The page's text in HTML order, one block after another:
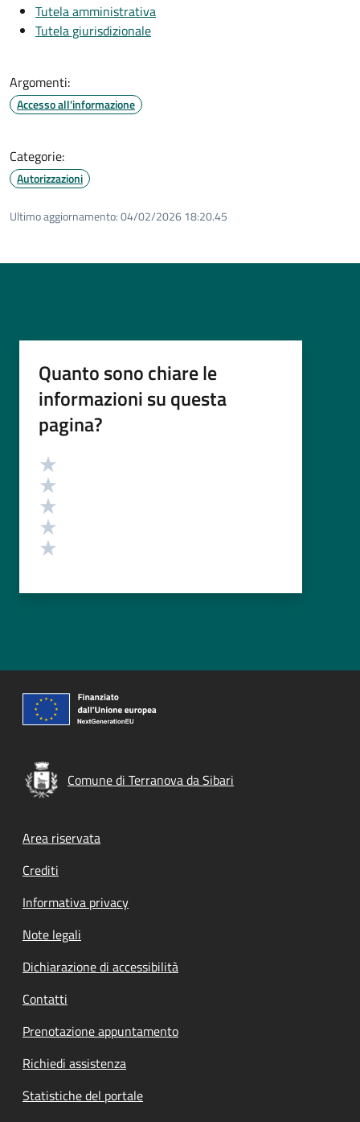
Tutela amministrativa
Tutela giurisdizionale
Argomenti:
Accesso all'informazione
Categorie:
Autorizzazioni
Ultimo aggiornamento:04/02/2026 18:20.45
Quanto sono chiare le
informazioni su questa
pagina?
Valutazione
Comune di Terranova da Sibari
Footer menu
Area riservata
Crediti
Informativa privacy
Note legali
Dichiarazione di accessibilità
Contatti
Prenotazione appuntamento
Richiedi assistenza
Statistiche del portale